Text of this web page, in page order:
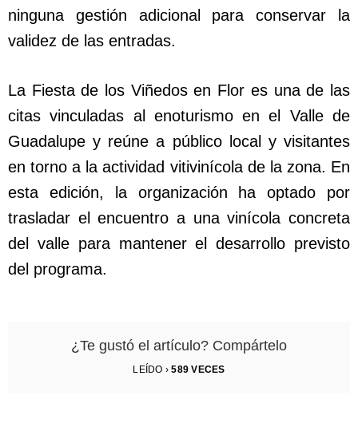
ninguna gestión adicional para conservar la
validez de las entradas.
La Fiesta de los Viñedos en Flor es una de las
citas vinculadas al enoturismo en el Valle de
Guadalupe y reúne a público local y visitantes
en torno a la actividad vitivinícola de la zona. En
esta edición, la organización ha optado por
trasladar el encuentro a una vinícola concreta
del valle para mantener el desarrollo previsto
del programa.
¿Te gustó el artículo? Compártelo
LEÍDO ›589 VECES